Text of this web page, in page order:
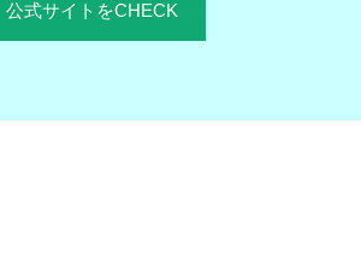
公式サイトをCHECK